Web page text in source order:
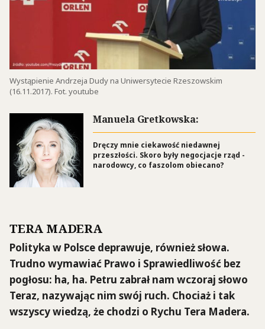
Wystąpienie Andrzeja Dudy na Uniwersytecie Rzeszowskim
(16.11.2017). Fot. youtube
Manuela Gretkowska:
Dręczy mnie ciekawość niedawnej
przeszłości. Skoro były negocjacje rząd -
narodowcy, co faszolom obiecano?
TERA MADERA
Polityka w Polsce deprawuje, również słowa.
Trudno wymawiać Prawo i Sprawiedliwość bez
pogłosu: ha, ha. Petru zabrał nam wczoraj słowo
Teraz, nazywając nim swój ruch. Chociaż i tak
wszyscy wiedzą, że chodzi o Rychu Tera Madera.